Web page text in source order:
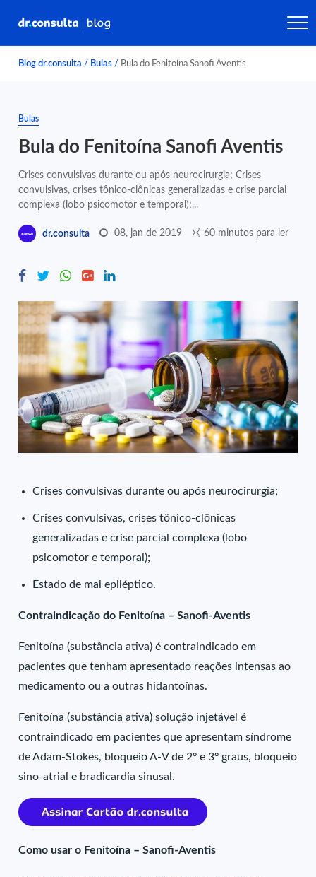
Blog dr.consulta / Bulas / Bula do Fenitoína Sanofi Aventis
Bulas
Bula do Fenitoína Sanofi Aventis
Crises convulsivas durante ou após neurocirurgia; Crises
convulsivas, crises tônico-clônicas generalizadas e crise parcial
complexa (lobo psicomotor e temporal);...
dr.consulta 08, jan de 2019 60 minutos para ler
Crises convulsivas durante ou após neurocirurgia;
Crises convulsivas, crises tônico-clônicas
generalizadas e crise parcial complexa (lobo
psicomotor e temporal);
Estado de mal epiléptico.
Contraindicação do Fenitoína – Sanofi-Aventis
Fenitoína (substância ativa) é contraindicado em
pacientes que tenham apresentado reações intensas ao
medicamento ou a outras hidantoínas.
Fenitoína (substância ativa) solução injetável é
contraindicado em pacientes que apresentam síndrome
de Adam-Stokes, bloqueio A-V de 2º e 3º graus, bloqueio
sino-atrial e bradicardia sinusal.
Como usar o Fenitoína – Sanofi-Aventis